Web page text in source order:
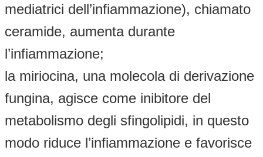
mediatrici dell’infiammazione), chiamato
ceramide, aumenta durante
l’infiammazione;
la miriocina, una molecola di derivazione
fungina, agisce come inibitore del
metabolismo degli sfingolipidi, in questo
modo riduce l’infiammazione e favorisce